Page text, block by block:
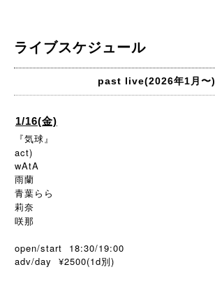
ライブスケジュール
past live(2026年1月〜)
1/16(金)
『気球』
act)
wAtA
雨蘭
青葉らら
莉奈
咲那
open/start 18:30/19:00
adv/day ¥2500(1d別)